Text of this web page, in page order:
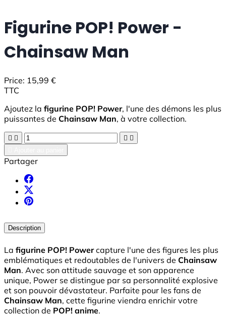
Figurine POP! Power -
Chainsaw Man
Price: 15,99 €
TTC
Ajoutez la figurine POP! Power, l'une des démons les plus
puissantes de Chainsaw Man, à votre collection.
   
Partager
Description
La figurine POP! Powercapture l'une des figures les plus
emblématiques et redoutables de l'univers de Chainsaw
Man. Avec son attitude sauvage et son apparence
unique, Power se distingue par sa personnalité explosive
et son pouvoir dévastateur. Parfaite pour les fans de
Chainsaw Man, cette figurine viendra enrichir votre
collection de POP! anime.